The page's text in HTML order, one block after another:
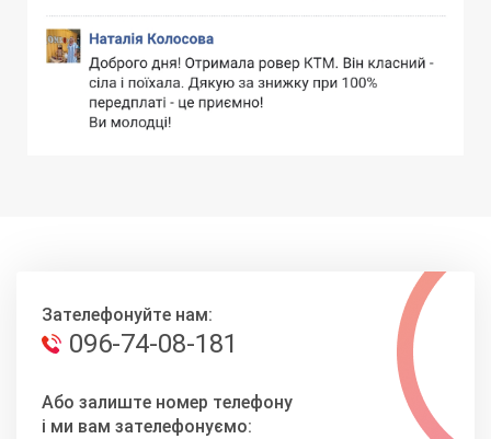
Зателефонуйте нам:
096-74-08-181
Або залиште номер телефону
і ми вам зателефонуємо: